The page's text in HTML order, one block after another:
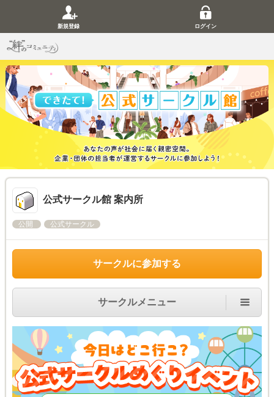
新規登録 ログイン
公式サークル館 案内所
公開 公式サークル
サークルに参加する
サークルメニュー